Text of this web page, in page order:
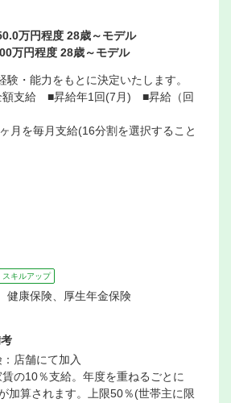
万円程度 28歳～モデル
万円程度 28歳～モデル
・能力をもとに決定いたします。
額支給 ■昇給年1回(7月) ■昇給（回
月を毎月支給(16分割を選択すること
スキルアップ
健康保険、厚生年金保険
店舗にて加入
の10％支給。年度を重ねるごとに
加算されます。上限50％(世帯主に限